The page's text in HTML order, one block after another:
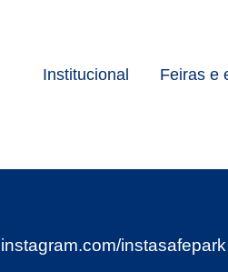
Institucional Feiras e
instagram.com/instasafepark